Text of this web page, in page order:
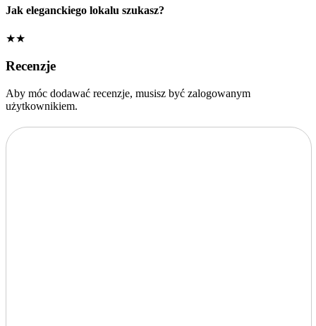
Jak eleganckiego lokalu szukasz?
★★
Recenzje
Aby móc dodawać recenzje, musisz być zalogowanym
użytkownikiem.